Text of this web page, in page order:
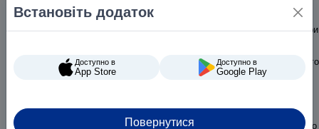
Встановіть додаток
Доступно в
App Store
Доступно в
Google Play
Повернутися